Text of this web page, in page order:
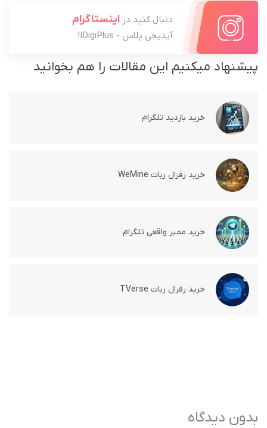
دنبال کنید در اینستاگرام
آیدیجی پلاس - IDigiPlus!
پیشنهاد میکنیم این مقالات را هم بخوانید
خرید بازدید تلگرام
خرید رفرال ربات WeMine
خرید ممبر واقعی تلگرام
خرید رفرال ربات TVerse
بدون دیدگاه